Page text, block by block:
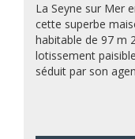
La Seyne sur Mer
cette superbe
habitable de 97 m
lotissement
séduit par son